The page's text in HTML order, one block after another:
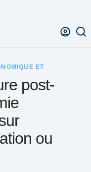
ET
post-
ou